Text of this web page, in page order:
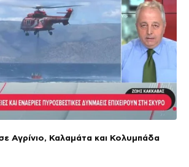
Αγρίνιο, Καλαμάτα και Κολυμπάδα